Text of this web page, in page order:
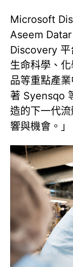
Microsoft
Aseem
Discovery 平
生命科學、
品等重點產
著 Syensqo
造的下一代
響與機會。」